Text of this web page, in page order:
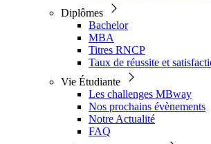
Diplômes
Bachelor
MBA
Titres RNCP
Taux de réussite et
Vie Étudiante
Les challenges MBway
Nos prochains évènements
Notre Actualité
FAQ